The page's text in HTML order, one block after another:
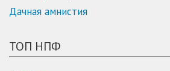
Дачная амнистия
ТОП НПФ